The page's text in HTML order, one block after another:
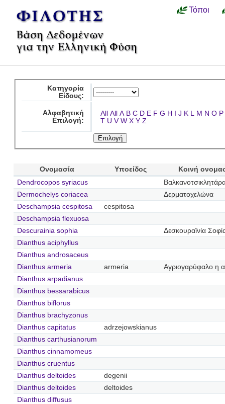
Τόποι
Κατηγορία
Είδους:
Αλφαβητική
Επιλογή:
All All A B C D E F G H I J K L M N O P
T U V W X Y Z
Ονομασία Υποείδος
Κοινή
Dendrocopos syriacus
Dermochelys coriacea
Δερματοχελώνα
Deschampsia cespitosa
cespitosa
Deschampsia flexuosa
Descurainia sophia
Δεσκουραϊνία
Dianthus aciphyllus
Dianthus androsaceus
Dianthus armeria
armeria
Αγριογαρύφαλο η
Dianthus arpadianus
Dianthus bessarabicus
Dianthus biflorus
Dianthus brachyzonus
Dianthus capitatus
adrzejowskianus
Dianthus carthusianorum
Dianthus cinnamomeus
Dianthus cruentus
Dianthus deltoides
degenii
Dianthus deltoides
deltoides
Dianthus diffusus